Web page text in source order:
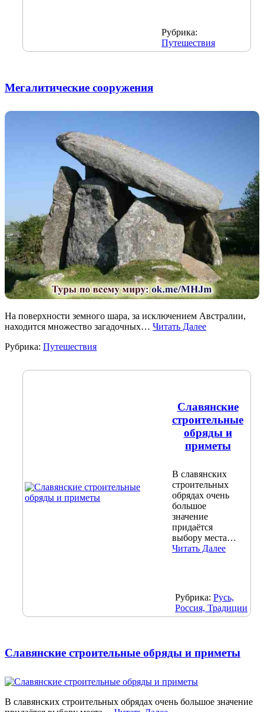
Рубрика:
Путешествия
Мегалитические сооружения
На поверхности земного шара, за исключением Австралии,
находится множество загадочных… Читать Далее
Рубрика: Путешествия
Славянские
строительные
обряды и
приметы
В славянских
строительных
обрядах очень
большое
значение
придаётся
выбору места…
Читать Далее
Рубрика: Русь,
Россия, Традиции
Славянские строительные обряды и приметы
В славянских строительных обрядах очень большое значение